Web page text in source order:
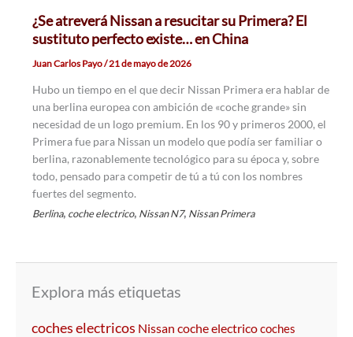
¿Se atreverá Nissan a resucitar su Primera? El
sustituto perfecto existe… en China
Juan Carlos Payo/21 de mayo de 2026
Hubo un tiempo en el que decir Nissan Primera era hablar de
una berlina europea con ambición de «coche grande» sin
necesidad de un logo premium. En los 90 y primeros 2000, el
Primera fue para Nissan un modelo que podía ser familiar o
berlina, razonablemente tecnológico para su época y, sobre
todo, pensado para competir de tú a tú con los nombres
fuertes del segmento.
Berlina, coche electrico, Nissan N7, Nissan Primera
Explora más etiquetas
coches electricos Nissan coche electricocoches